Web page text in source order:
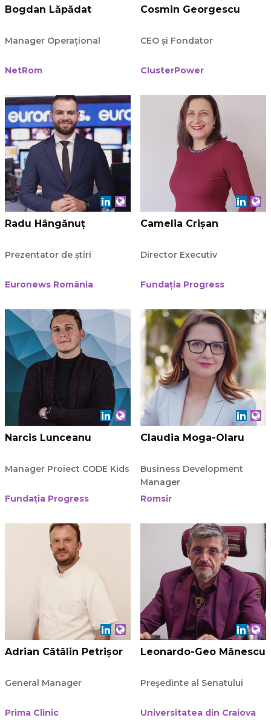
Bogdan Lăpădat
Manager Operațional
NetRom
Cosmin Georgescu
CEO și Fondator
ClusterPower
Radu Hângănuț
Prezentator de știri
Euronews România
Camelia Crișan
Director Executiv
Fundația Progress
Narcis Lunceanu
Manager Proiect CODE Kids
Fundația Progress
Claudia Moga-Olaru
Business Development
Manager
Romsir
Adrian Cătălin Petrișor
General Manager
Prima Clinic
Leonardo-Geo Mănescu
Preşedinte al Senatului
Universitatea din Craiova